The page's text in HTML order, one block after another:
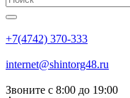
+7(4742) 370-333
internet@shintorg48.ru
Звоните с 8:00 до 19:00